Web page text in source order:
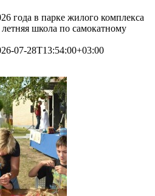
года в парке жилого комплекса
школа по самокатному
07-28T13:54:00+03:00